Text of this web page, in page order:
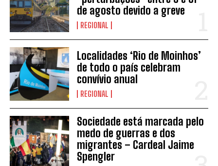
de agosto devido a greve
REGIONAL
Localidades ‘Rio de Moinhos’
de todo o país celebram
convívio anual
REGIONAL
Sociedade está marcada pelo
medo de guerras e dos
migrantes – Cardeal Jaime
Spengler